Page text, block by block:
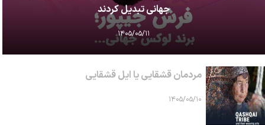
جهانی تبدیل کردند
۱۴۰۵/۰۵/۱۱
مردمان قشقایی یا ایل قشقایی
۱۴۰۵/۰۵/۱۰